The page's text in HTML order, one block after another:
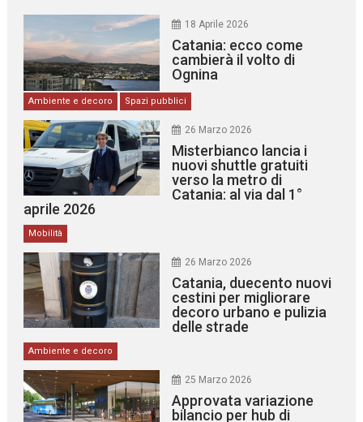
18 Aprile 2026
Catania: ecco come
cambierà il volto di
Ognina
Ambiente e decoro Spazi pubblici
26 Marzo 2026
Misterbianco lancia i
nuovi shuttle gratuiti
verso la metro di
Catania: al via dal 1°
aprile 2026
Mobilità
26 Marzo 2026
Catania, duecento nuovi
cestini per migliorare
decoro urbano e pulizia
delle strade
Ambiente e decoro
25 Marzo 2026
Approvata variazione
bilancio per hub di